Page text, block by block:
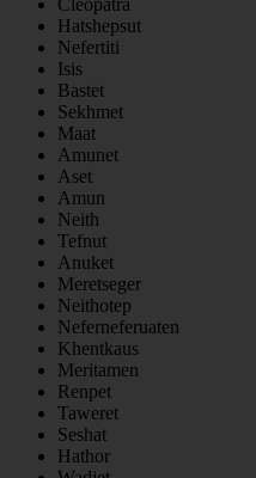
Cleopatra
Hatshepsut
Nefertiti
Isis
Bastet
Sekhmet
Maat
Amunet
Aset
Amun
Neith
Tefnut
Anuket
Meretseger
Neithotep
Neferneferuaten
Khentkaus
Meritamen
Renpet
Taweret
Seshat
Hathor